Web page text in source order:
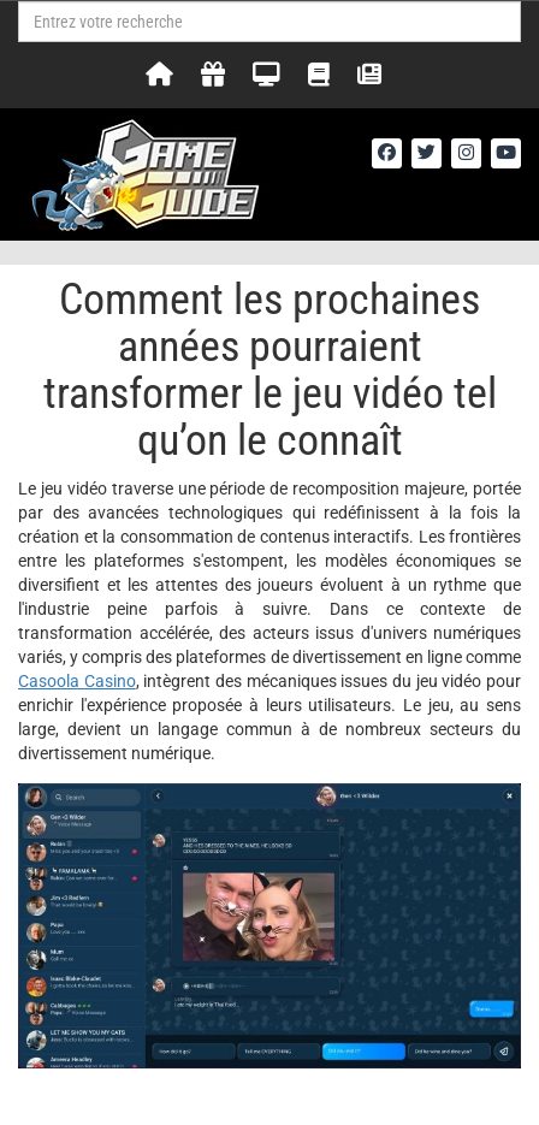
Comment les prochaines
années pourraient
transformer le jeu vidéo tel
qu’on le connaît
Le jeu vidéo traverse une période de recomposition majeure, portée
par des avancées technologiques qui redéfinissent à la fois la
création et la consommation de contenus interactifs. Les frontières
entre les plateformes s'estompent, les modèles économiques se
diversifient et les attentes des joueurs évoluent à un rythme que
l'industrie peine parfois à suivre. Dans ce contexte de
transformation accélérée, des acteurs issus d'univers numériques
variés, y compris des plateformes de divertissement en ligne comme
Casoola Casino, intègrent des mécaniques issues du jeu vidéo pour
enrichir l'expérience proposée à leurs utilisateurs. Le jeu, au sens
large, devient un langage commun à de nombreux secteurs du
divertissement numérique.